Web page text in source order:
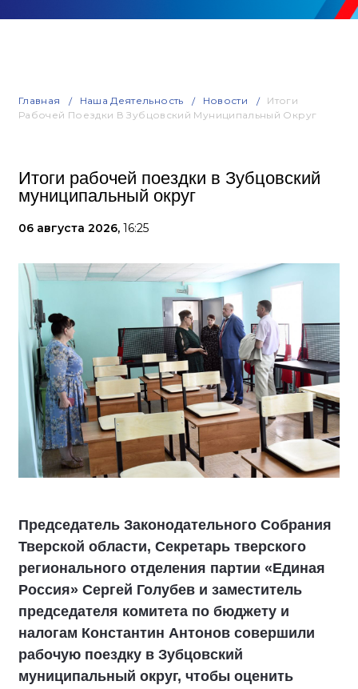
Главная Наша Деятельность Новости
Итоги
Рабочей Поездки В Зубцовский Муниципальный Округ
Итоги рабочей поездки в Зубцовский
муниципальный округ
06 августа 2026, 16:25
Председатель Законодательного Собрания
Тверской области, Секретарь тверского
регионального отделения партии «Единая
Россия» Сергей Голубев и заместитель
председателя комитета по бюджету и
налогам Константин Антонов совершили
рабочую поездку в Зубцовский
муниципальный округ, чтобы оценить